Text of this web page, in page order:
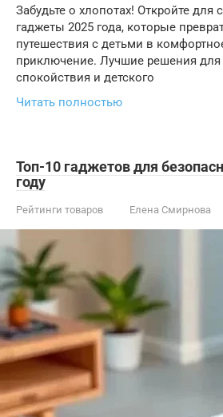
Забудьте о хлопотах! Откройте
гаджеты 2025 года, которые
путешествия с детьми в
приключение. Лучшие решения для
спокойствия и детского
Читать полностью
Топ-10 гаджетов для
году
Рейтинги товаров Елена Смирнова